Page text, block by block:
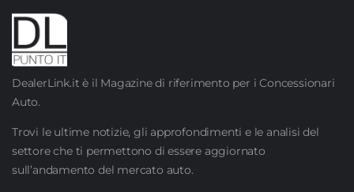
DealerLink.it è il Magazine di riferimento per i Concessionari
Auto.
Trovi le ultime notizie, gli approfondimenti e le analisi del
settore che ti permettono di essere aggiornato
sull’andamento del mercato auto.